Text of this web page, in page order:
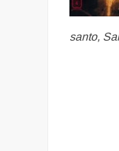
santo,